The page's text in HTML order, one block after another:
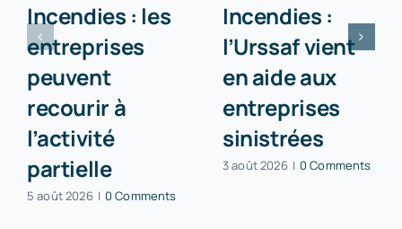
Incendies : les
entreprises
peuvent
recourir à
l’activité
partielle
5 août 2026 | 0 Comments
Incendies :
l’Urssaf vient
en aide aux
entreprises
sinistrées
3 août 2026 | 0 Comments